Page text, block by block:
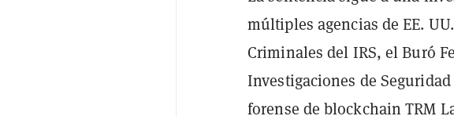
múltiples agencias de EE.
Criminales del IRS, el Buró
Investigaciones de
forense de blockchain TRM